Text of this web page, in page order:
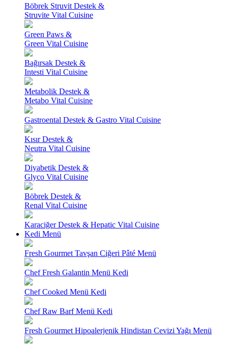
Böbrek Struvit Destek &
Struvite Vital Cuisine
Green Paws &
Green Vital Cuisine
Bağırsak Destek &
Intesti Vital Cuisine
Metabolik Destek &
Metabo Vital Cuisine
Gastroental Destek & Gastro Vital Cuisine
Kısır Destek &
Neutra Vital Cuisine
Diyabetik Destek &
Glyco Vital Cuisine
Böbrek Destek &
Renal Vital Cuisine
Karaciğer Destek & Hepatic Vital Cuisine
Kedi Menü
Fresh Gourmet Tavşan Ciğeri Pâté Menü
Chef Fresh Galantin Menü Kedi
Chef Cooked Menü Kedi
Chef Raw Barf Menü Kedi
Fresh Gourmet Hipoalerjenik Hindistan Cevizi Yağı Menü